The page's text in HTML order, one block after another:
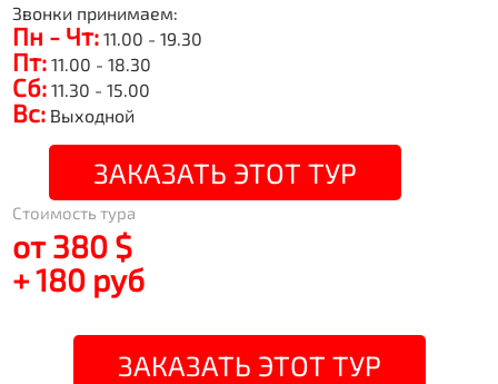
Звонки принимаем:
Пн - Чт: 11.00 - 19.30
Пт: 11.00 - 18.30
Сб: 11.30 - 15.00
Вс: Выходной
ЗАКАЗАТЬ ЭТОТ ТУР
Стоимость тура
от 380 $
+ 180 руб
ЗАКАЗАТЬ ЭТОТ ТУР